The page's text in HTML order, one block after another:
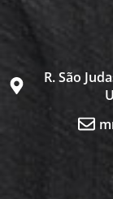
R. São